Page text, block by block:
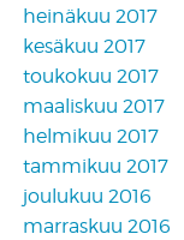
heinäkuu 2017
kesäkuu 2017
toukokuu 2017
maaliskuu 2017
helmikuu 2017
tammikuu 2017
joulukuu 2016
marraskuu 2016